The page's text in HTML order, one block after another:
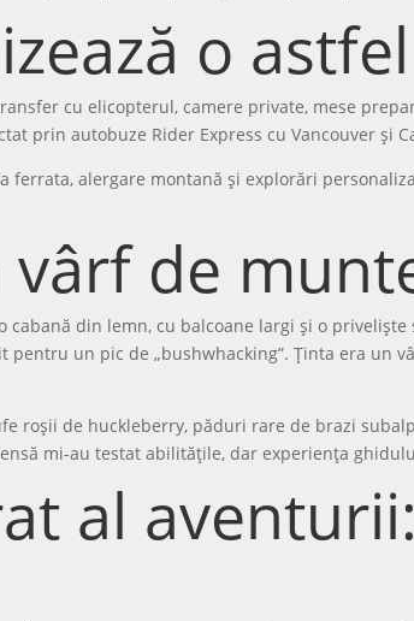
o
cu elicopterul, camere private, mese
prin autobuze Rider Express cu Vancouver și
ferrata, alergare montană și explorări
vârf de
din lemn, cu balcoane largi și o priveliște
un pic de „bushwhacking”. Ținta era un
roșii de huckleberry, păduri rare de brazi
mi-au testat abilitățile, dar experiența
al